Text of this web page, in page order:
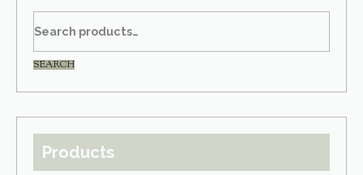
SEARCH
Products